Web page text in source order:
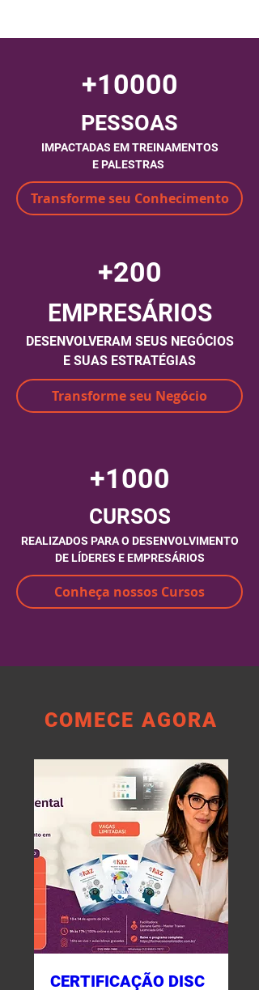
+10000
PESSOAS
IMPACTADAS EM TREINAMENTOS
E PALESTRAS
Transforme seu Conhecimento
+200
EMPRESÁRIOS
DESENVOLVERAM SEUS NEGÓCIOS
E SUAS ESTRATÉGIAS
Transforme seu Negócio
+1000
CURSOS
REALIZADOS PARA O DESENVOLVIMENTO
DE LÍDERES E EMPRESÁRIOS
Conheça nossos Cursos
COMECE AGORA
CERTIFICAÇÃO DISC